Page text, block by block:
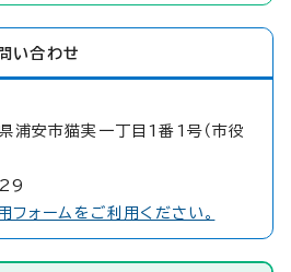
い合わせ
安市猫実一丁目1番1号（市役
フォームをご利用ください。